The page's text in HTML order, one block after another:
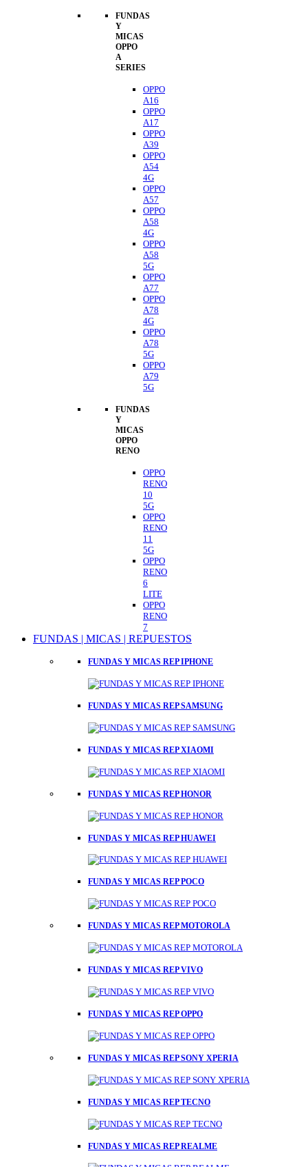
FUNDAS
Y
MICAS
OPPO
A
SERIES
OPPO
A16
OPPO
A17
OPPO
A39
OPPO
A54
4G
OPPO
A57
OPPO
A58
4G
OPPO
A58
5G
OPPO
A77
OPPO
A78
4G
OPPO
A78
5G
OPPO
A79
5G
FUNDAS
Y
MICAS
OPPO
RENO
OPPO
RENO
10
5G
OPPO
RENO
11
5G
OPPO
RENO
6
LITE
OPPO
RENO
7
FUNDAS | MICAS | REPUESTOS
FUNDAS Y MICAS REP IPHONE
FUNDAS Y MICAS REP SAMSUNG
FUNDAS Y MICAS REP XIAOMI
FUNDAS Y MICAS REP HONOR
FUNDAS Y MICAS REP HUAWEI
FUNDAS Y MICAS REP POCO
FUNDAS Y MICAS REP MOTOROLA
FUNDAS Y MICAS REP VIVO
FUNDAS Y MICAS REP OPPO
FUNDAS Y MICAS REP SONY XPERIA
FUNDAS Y MICAS REP TECNO
FUNDAS Y MICAS REP REALME